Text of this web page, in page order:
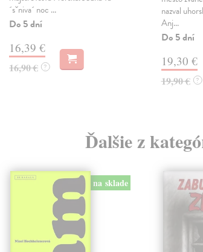
´sˇniva´ noc ...
Do 5 dní
16,39 €
16,90 € ?
nazval
Anj...
Do 5 dní
19,30 €
19,90 € ?
Ďalšie z
na sklade